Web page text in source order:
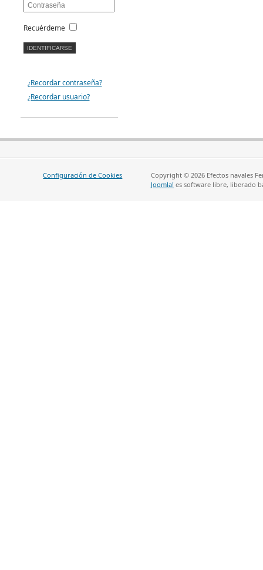
Recuérdeme
¿Recordar contraseña?
¿Recordar usuario?
Configuración de Cookies
Copyright © 2026 Efectos navales
Joomla! es software libre, liberado